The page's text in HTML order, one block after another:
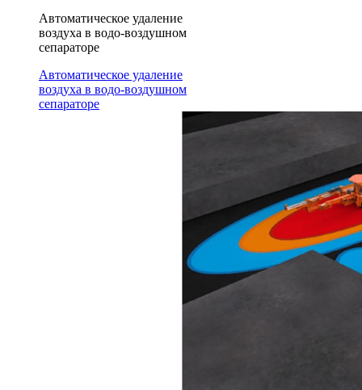
Автоматическое удаление
воздуха в водо-воздушном
сепараторе
Автоматическое удаление
воздуха в водо-воздушном
сепараторе